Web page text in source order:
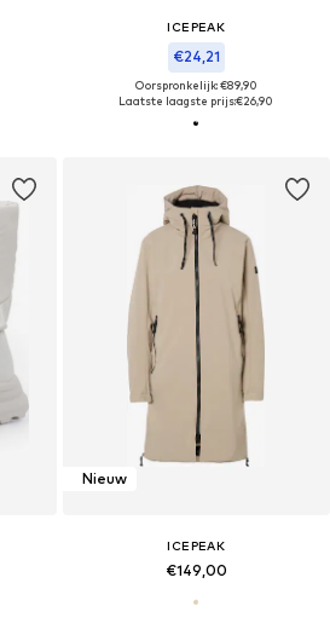
ICEPEAK
€24,21
Oorspronkelijk: €89,90
Laatste laagste prijs:€26,90
Nieuw
ICEPEAK
€149,00